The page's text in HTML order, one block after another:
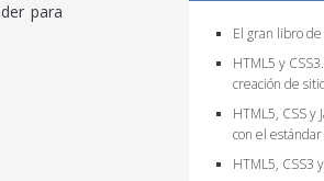
El gran libro de
HTML5 y
creación de
HTML5, CSS y
con el
HTML5, CSS3
para